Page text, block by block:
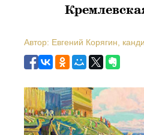
Автор: Евгений Корягин,